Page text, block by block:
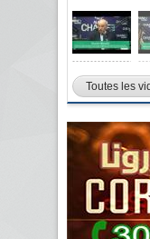
Toutes les